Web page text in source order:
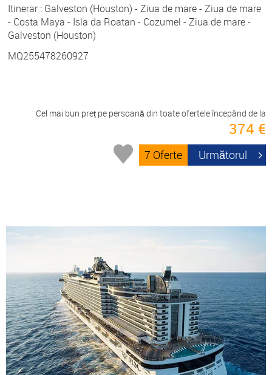
Itinerar : Galveston (Houston) - Ziua de mare - Ziua de mare
- Costa Maya - Isla da Roatan - Cozumel - Ziua de mare -
Galveston (Houston)
MQ255478260927
Cel mai bun preț pe persoană din toate ofertele începând de la
374 €
7 Oferte Următorul